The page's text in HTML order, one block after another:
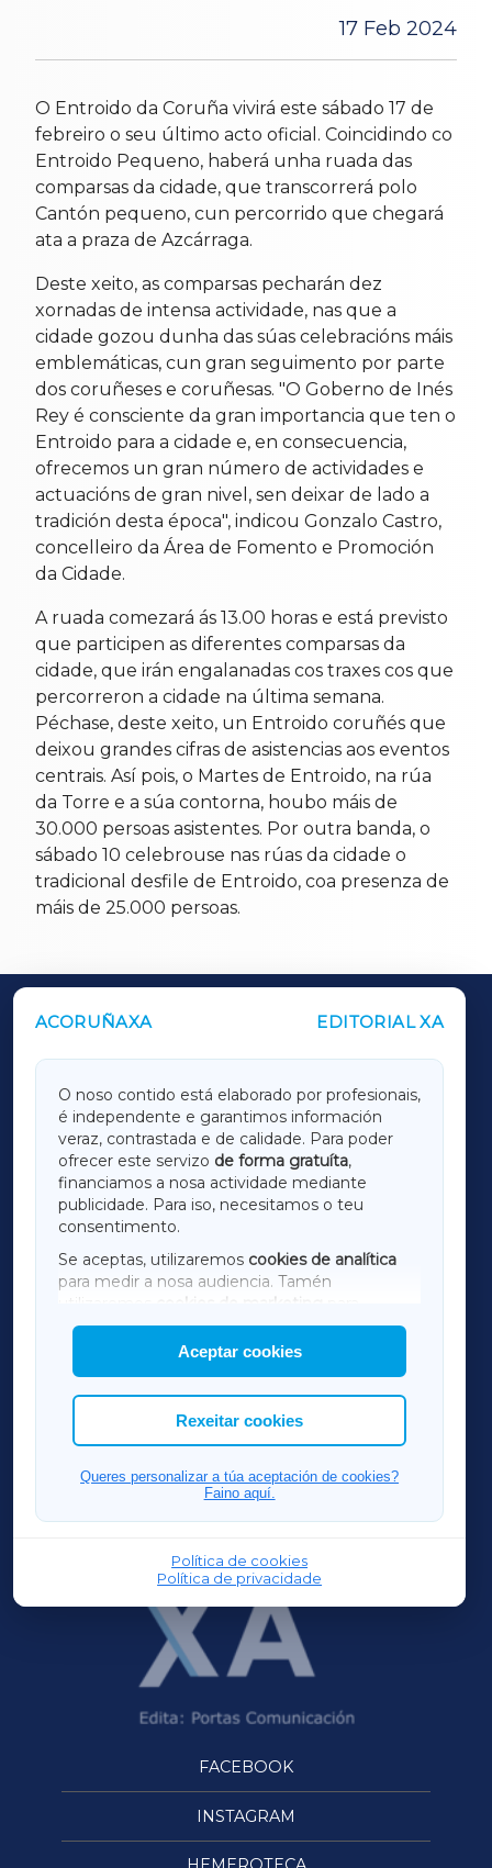
17 Feb 2024
O Entroido da Coruña vivirá este sábado 17 de
febreiro o seu último acto oficial. Coincidindo co
Entroido Pequeno, haberá unha ruada das
comparsas da cidade, que transcorrerá polo
Cantón pequeno, cun percorrido que chegará
ata a praza de Azcárraga.
Deste xeito, as comparsas pecharán dez
xornadas de intensa actividade, nas que a
cidade gozou dunha das súas celebracións máis
emblemáticas, cun gran seguimento por parte
dos coruñeses e coruñesas. "O Goberno de Inés
Rey é consciente da gran importancia que ten o
Entroido para a cidade e, en consecuencia,
ofrecemos un gran número de actividades e
actuacións de gran nivel, sen deixar de lado a
tradición desta época", indicou Gonzalo Castro,
concelleiro da Área de Fomento e Promoción
da Cidade.
A ruada comezará ás 13.00 horas e está previsto
que participen as diferentes comparsas da
cidade, que irán engalanadas cos traxes cos que
percorreron a cidade na última semana.
Péchase, deste xeito, un Entroido coruñés que
deixou grandes cifras de asistencias aos eventos
centrais. Así pois, o Martes de Entroido, na rúa
da Torre e a súa contorna, houbo máis de
30.000 persoas asistentes. Por outra banda, o
sábado 10 celebrouse nas rúas da cidade o
tradicional desfile de Entroido, coa presenza de
máis de 25.000 persoas.
ACORUÑAXA EDITORIAL XA
O noso contido está elaborado por profesionais,
é independente e garantimos información
veraz, contrastada e de calidade. Para poder
ofrecer este servizo de forma gratuíta,
financiamos a nosa actividade mediante
publicidade. Para iso, necesitamos o teu
consentimento.
Se aceptas, utilizaremos cookies de analítica
para medir a nosa audiencia. Tamén
utilizaremos
cookies de marketing
mostrar publicidade de terceiros.
Así mesmo, podes personalizar a elección das
cookies que desexas permitir.
Aceptar cookies
Rexeitar cookies
Queres personalizar a túa aceptación de cookies?
Faino aquí.
Política de cookies
Política de privacidade
OUTROS PERIÓDICOS
LUGOXA
TERRACHAXA
AMARIÑAXA
RIBEIRASACRAXA
ACORUÑAXA
FERROLXA
OURENSEXA
FACEBOOK
INSTAGRAM